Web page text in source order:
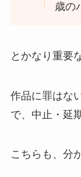
歳の
とかなり重要
作品に罪はな
で、中止・延
こちらも、分